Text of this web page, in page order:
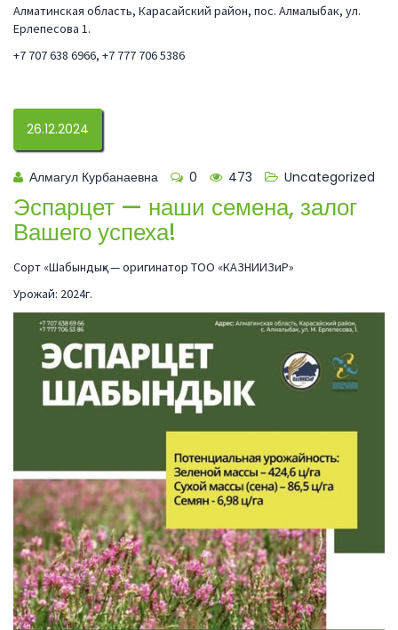
Алматинская область, Карасайский район, пос. Алмалыбак, ул.
Ерлепесова 1.
+7 707 638 6966, +7 777 706 5386
26.12.2024
Алмагул Курбанаевна 0 473 Uncategorized
Эспарцет — наши семена, залог
Вашего успеха!
Сорт «Шабындық» — оригинатор ТОО «КАЗНИИЗиР»
Урожай: 2024г.